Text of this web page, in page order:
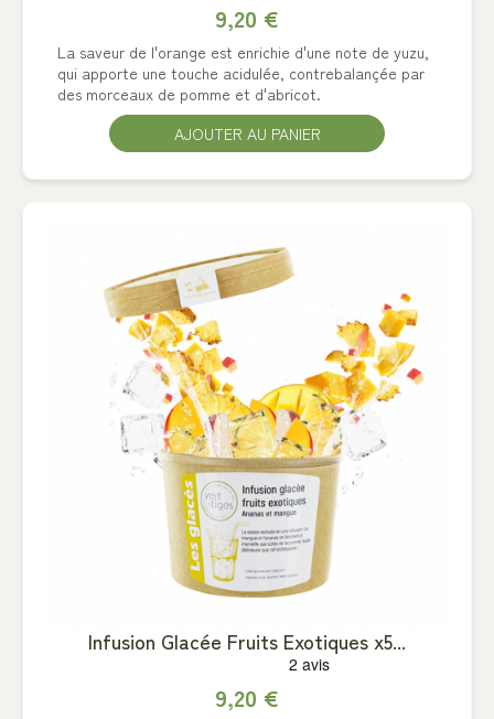
9,20 €
La saveur de l'orange est enrichie d'une note de yuzu,
qui apporte une touche acidulée, contrebalançée par
des morceaux de pomme et d'abricot.
AJOUTER AU PANIER
Infusion Glacée Fruits Exotiques x5...
9,20 €